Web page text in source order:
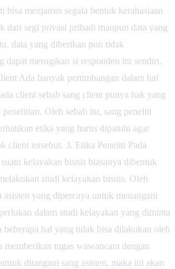
bisa menjamin segala bentuk kerahasiaan
dari segi privasi pribadi maupun data yang
data yang diberikan pun tidak
dapat merugikan si responden itu sendiri.
Ada banyak pertimbangan dalam hal
client sebab sang client punya hak yang
penelitian. Oleh sebab itu, sang peneliti
etika yang harus dipatuhi agar
client tersebut. 3. Etika Peneliti Pada
kelayakan bisnis biasanya dibentuk
studi kelayakan bisnis. Oleh
asisten yang dipercaya untuk menangani
dalam studi kelayakan yang diminta
beberapa hal yang tidak bisa dilakukan oleh
memberikan tugas wawancara dengan
ditangani sang asisten, maka ini akan